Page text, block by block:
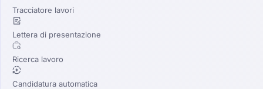
Tracciatore lavori
Lettera di presentazione
Ricerca lavoro
Candidatura automatica